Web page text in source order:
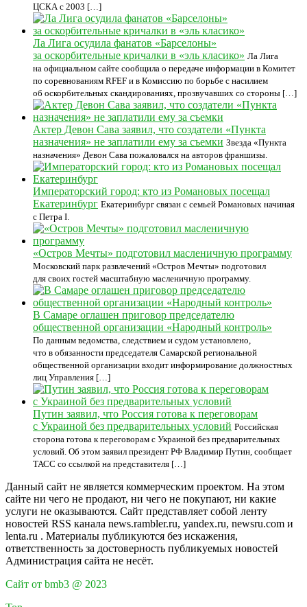
ЦСКА с 2003 […]
Ла Лига осудила фанатов «Барселоны»
за оскорбительные кричалки в «эль класико» Ла Лига
на официальном сайте сообщила о передаче информации в Комитет
по соревнованиям RFEF и в Комиссию по борьбе с насилием
об оскорбительных скандированиях, прозвучавших со стороны […]
Актер Девон Сава заявил, что создатели «Пункта
назначения» не заплатили ему за съемки Звезда «Пункта
назначения» Девон Сава пожаловался на авторов франшизы.
Императорский город: кто из Романовых посещал
Екатеринбург Екатеринбург связан с семьей Романовых начиная
с Петра I.
«Остров Мечты» подготовил масленичную программу
Московский парк развлечений «Остров Мечты» подготовил
для своих гостей масштабную масленичную программу.
В Самаре оглашен приговор председателю
общественной организации «Народный контроль»
По данным ведомства, следствием и судом установлено,
что в обязанности председателя Самарской региональной
общественной организации входит информирование должностных
лиц Управления […]
Путин заявил, что Россия готова к переговорам
с Украиной без предварительных условий Российская
сторона готова к переговорам с Украиной без предварительных
условий. Об этом заявил президент РФ Владимир Путин, сообщает
ТАСС со ссылкой на представителя […]
Данный сайт не является коммерческим проектом. На этом
сайте ни чего не продают, ни чего не покупают, ни какие
услуги не оказываются. Сайт представляет собой ленту
новостей RSS канала news.rambler.ru, yandex.ru, newsru.com и
lenta.ru . Материалы публикуются без искажения,
ответственность за достоверность публикуемых новостей
Администрация сайта не несёт.
Сайт от bmb3 @ 2023